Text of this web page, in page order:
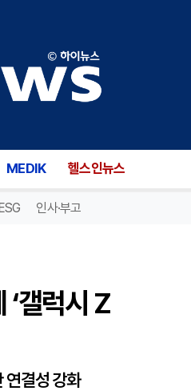
MEDIK 헬스인뉴스
인사·부고
갤럭시 Z
연결성 강화